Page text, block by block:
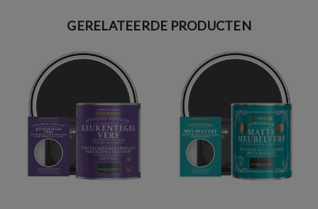
GERELATEERDE PRODUCTEN